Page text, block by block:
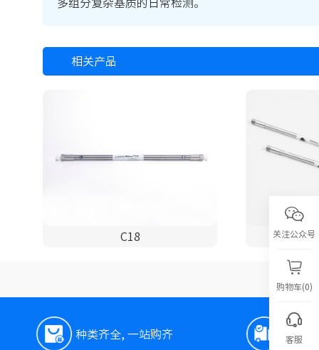
多组分复杂基质的日常检测。
相关产品
C18
种类齐全, 一站购齐 极速
关注公众号
购物车(0)
客服